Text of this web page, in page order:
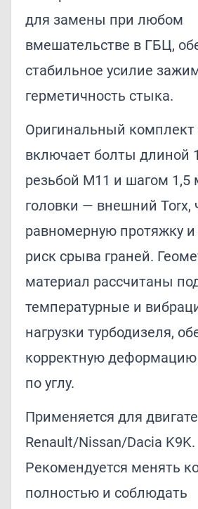
для замены при любом
вмешательстве в ГБЦ,
стабильное усилие
герметичность стыка.
Оригинальный комплект
включает болты длиной
резьбой M11 и шагом
головки — внешний Torx,
равномерную протяжку
риск срыва граней.
материал рассчитаны
температурные и
нагрузки турбодизеля,
корректную
по углу.
Применяется для
Renault/Nissan/Dacia K9K.
Рекомендуется менять
полностью и соблюдать